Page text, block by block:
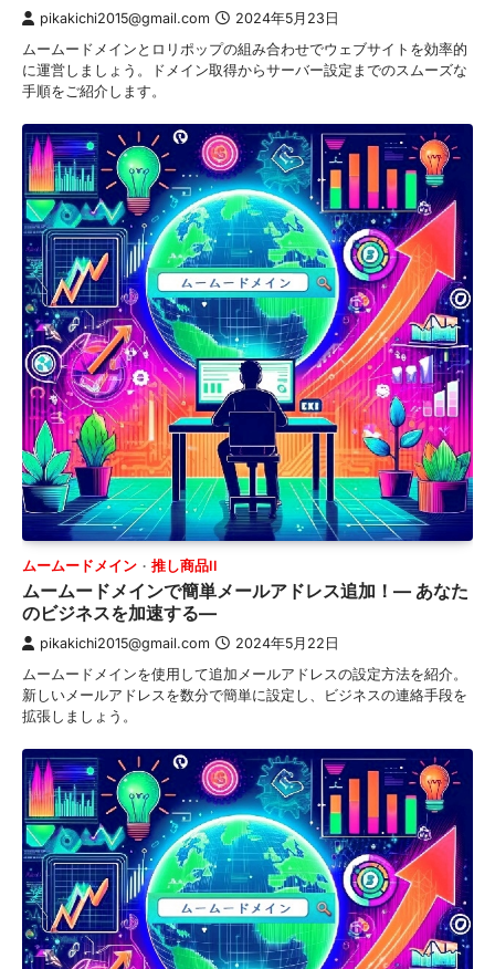
pikakichi2015@gmail.com 2024年5月23日
ムームードメインとロリポップの組み合わせでウェブサイトを効率的
に運営しましょう。ドメイン取得からサーバー設定までのスムーズな
手順をご紹介します。
ムームードメイン 推し商品II
ムームードメインで簡単メールアドレス追加！— あなた
のビジネスを加速する—
pikakichi2015@gmail.com 2024年5月22日
ムームードメインを使用して追加メールアドレスの設定方法を紹介。
新しいメールアドレスを数分で簡単に設定し、ビジネスの連絡手段を
拡張しましょう。